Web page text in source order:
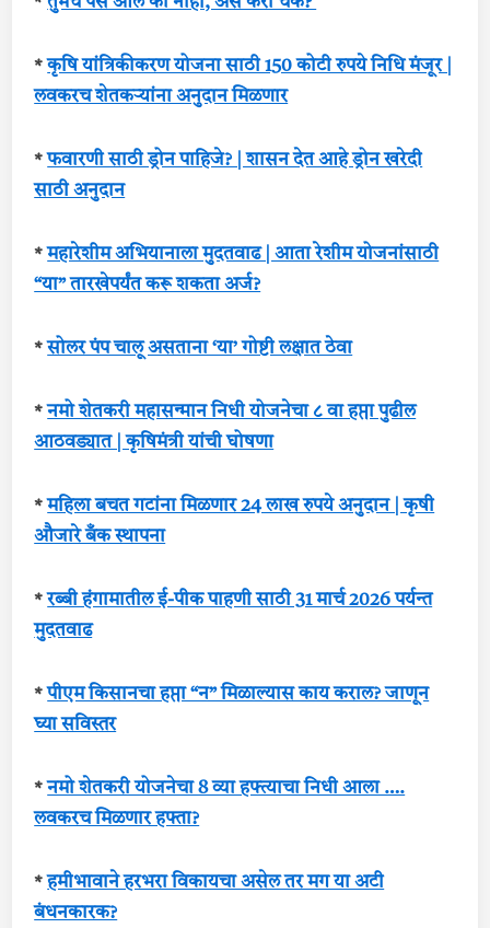
*कृषि यांत्रिकीकरण योजना साठी 150 कोटी रुपये निधि मंजूर |
लवकरच शेतकर्‍यांना अनुदान मिळणार
*फवारणी साठी ड्रोन पाहिजे? | शासन देत आहे ड्रोन खरेदी
साठी अनुदान
*महारेशीम अभियानाला मुदतवाढ | आता रेशीम योजनांसाठी
“या” तारखेपर्यंत करू शकता अर्ज?
*सोलर पंप चालू असताना ‘या’ गोष्टी लक्षात ठेवा
*नमो शेतकरी महासन्मान निधी योजनेचा ८ वा हप्ता पुढील
आठवड्यात | कृषिमंत्री यांची घोषणा
*महिला बचत गटांना मिळणार 24 लाख रुपये अनुदान | कृषी
औजारे बँक स्थापना
*रब्बी हंगामातील ई-पीक पाहणी साठी 31 मार्च 2026 पर्यन्त
मुदतवाढ
*पीएम किसानचा हप्ता “न” मिळाल्यास काय कराल? जाणून
घ्या सविस्तर
* नमो शेतकरी योजनेचा 8 व्या हफ्त्याचा निधी आला ….
लवकरच मिळणार हफ्ता?
*हमीभावाने हरभरा विकायचा असेल तर मग या अटी
बंधनकारक?